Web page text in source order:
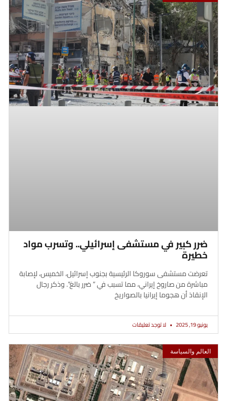
ضرر كبير في مستشفى إسرائيلي.. وتسرب مواد
خطيرة
تعرضت مستشفى سوروكا الرئيسية بجنوب إسرائيل، الخميس، لإصابة
مباشرة من صاروخ إيراني، مما تسبب في ” ضرر بالغ”. وذكر رجال
الإنقاذ أن هجوما إيرانيا بالصواريخ
يونيو 19, 2025 لا توجد تعليقات
العالم والسياسة